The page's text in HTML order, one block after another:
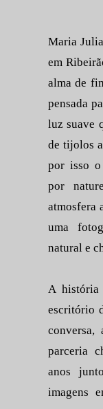
Maria
em
alma de
pensada
luz suave
de tijolos
por isso
por
atmosfera
uma
natural e
A história
escritório
parceria
anos
imagens